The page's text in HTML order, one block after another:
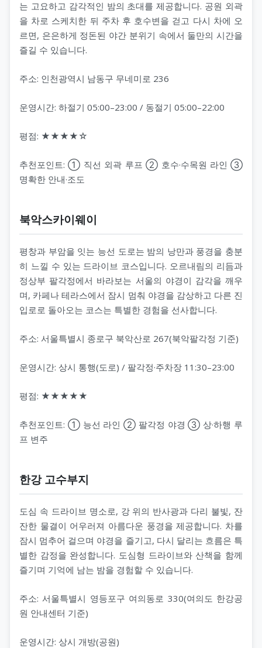
는 고요하고 감각적인 밤의 초대를 제공합니다. 공원 외곽
을 차로 스케치한 뒤 주차 후 호수변을 걷고 다시 차에 오
르면, 은은하게 정돈된 야간 분위기 속에서 둘만의 시간을
즐길 수 있습니다.
주소: 인천광역시 남동구 무네미로 236
운영시간: 하절기 05:00–23:00 / 동절기 05:00–22:00
평점: ★★★★☆
추천포인트: ① 직선 외곽 루프 ② 호수·수목원 라인 ③
명확한 안내·조도
북악스카이웨이
평창과 부암을 잇는 능선 도로는 밤의 낭만과 풍경을 충분
히 느낄 수 있는 드라이브 코스입니다. 오르내림의 리듬과
정상부 팔각정에서 바라보는 서울의 야경이 감각을 깨우
며, 카페나 테라스에서 잠시 멈춰 야경을 감상하고 다른 진
입로로 돌아오는 코스는 특별한 경험을 선사합니다.
주소: 서울특별시 종로구 북악산로 267(북악팔각정 기준)
운영시간: 상시 통행(도로) / 팔각정·주차장 11:30–23:00
평점: ★★★★★
추천포인트: ① 능선 라인 ② 팔각정 야경 ③ 상·하행 루
프 변주
한강 고수부지
도심 속 드라이브 명소로, 강 위의 반사광과 다리 불빛, 잔
잔한 물결이 어우러져 아름다운 풍경을 제공합니다. 차를
잠시 멈추어 걸으며 야경을 즐기고, 다시 달리는 흐름은 특
별한 감정을 완성합니다. 도심형 드라이브와 산책을 함께
즐기며 기억에 남는 밤을 경험할 수 있습니다.
주소: 서울특별시 영등포구 여의동로 330(여의도 한강공
원 안내센터 기준)
운영시간: 상시 개방(공원)